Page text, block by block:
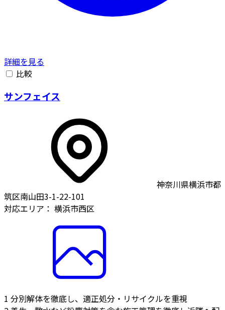
詳細を見る
比較
サンフェイス
神奈川県横浜市都
筑区南山田3-1-22-101
対応エリア： 横浜市西区
1 分別解体を徹底し、適正処分・リサイクルを重視